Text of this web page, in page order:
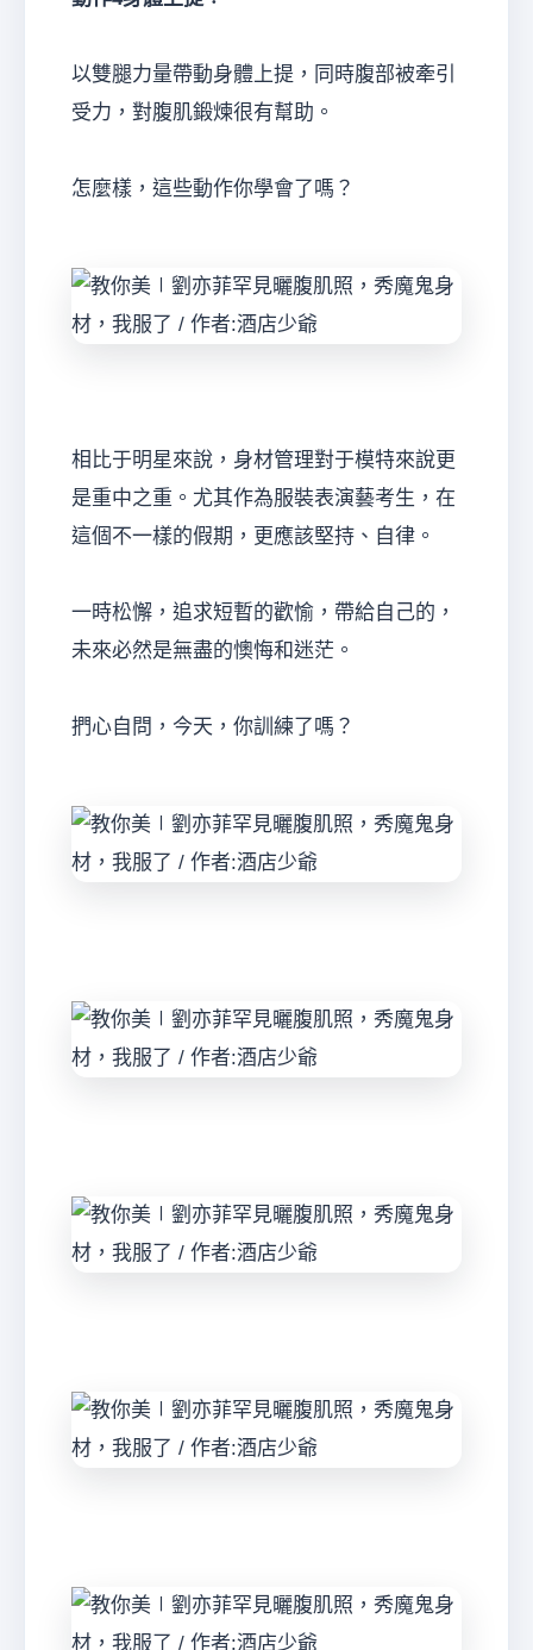
以雙腿力量帶動身體上提，同時腹部被牽引
受力，對腹肌鍛煉很有幫助。
怎麼樣，這些動作你學會了嗎？
相比于明星來說，身材管理對于模特來說更
是重中之重。尤其作為服裝表演藝考生，在
這個不一樣的假期，更應該堅持、自律。
一時松懈，追求短暫的歡愉，帶給自己的，
未來必然是無盡的懊悔和迷茫。
捫心自問，今天，你訓練了嗎？